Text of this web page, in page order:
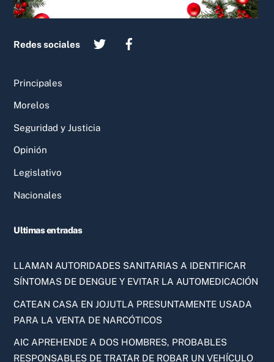
Redes sociales
Principales
Morelos
Seguridad y Justicia
Opinión
Legislativo
Nacionales
Ultimas entradas
LLAMAN AUTORIDADES SANITARIAS A IDENTIFICAR
SÍNTOMAS DE DENGUE Y EVITAR LA AUTOMEDICACIÓN
CATEAN CASA EN JOJUTLA PRESUNTAMENTE USADA
PARA LA VENTA DE NARCÓTICOS
AIC APREHENDE A DOS HOMBRES, PROBABLES
RESPONSABLES DE TRATAR DE ROBAR UN VEHÍCULO